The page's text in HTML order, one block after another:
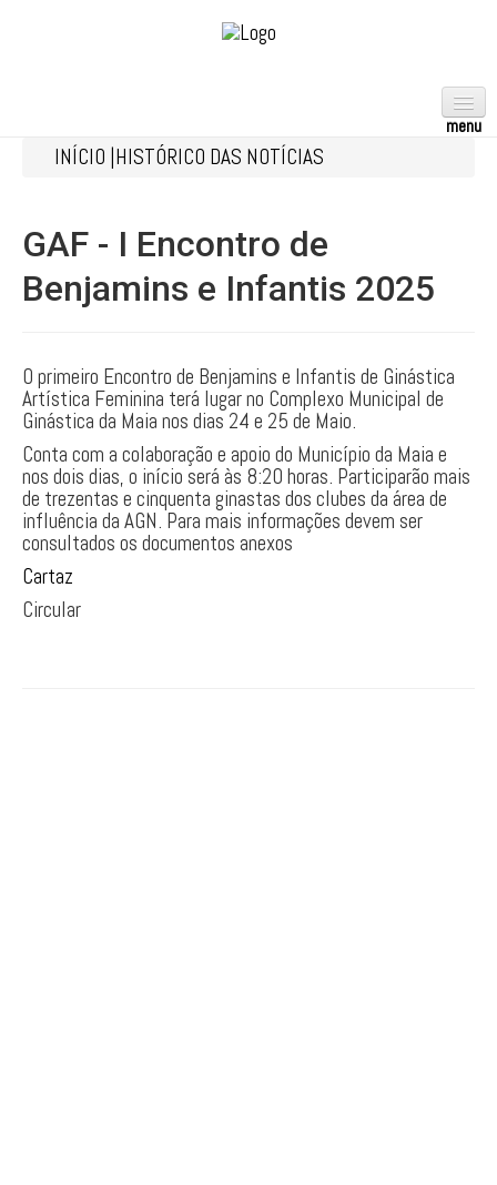
ACROBÁTICA
ARTÍSTICA
FEMININA
TRAMPOLINS
TEAMGYM
GPT
PARKOUR
INÍCIO |HISTÓRICO DAS NOTÍCIAS
GAF - I Encontro de
Benjamins e Infantis 2025
O primeiro Encontro de Benjamins e Infantis de Ginástica
Artística Feminina terá lugar no Complexo Municipal de
Ginástica da Maia nos dias 24 e 25 de Maio.
Conta com a colaboração e apoio do Município da Maia e
nos dois dias, o início será às 8:20 horas. Participarão mais
de trezentas e cinquenta ginastas dos clubes da área de
influência da AGN. Para mais informações devem ser
consultados os documentos anexos
Cartaz
Circular